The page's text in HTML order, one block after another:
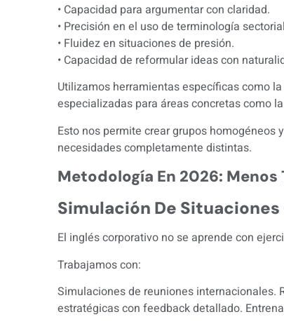
• Capacidad para argumentar con claridad.
• Precisión en el uso de terminología
• Fluidez en situaciones de presión.
• Capacidad de reformular ideas con
Utilizamos herramientas específicas como la
especializadas para áreas concretas como la
Esto nos permite crear grupos
necesidades completamente distintas.
Metodología En 2026: Menos
Simulación De
El inglés corporativo no se aprende con
Trabajamos con:
Simulaciones de reuniones internacionales.
estratégicas con feedback detallado.